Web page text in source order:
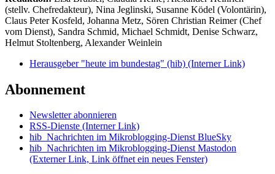
(stellv. Chefredakteur), Nina Jeglinski, Susanne Ködel (Volontärin),
Claus Peter Kosfeld, Johanna Metz, Sören Christian Reimer (Chef
vom Dienst), Sandra Schmid, Michael Schmidt, Denise Schwarz,
Helmut Stoltenberg, Alexander Weinlein
Herausgeber "heute im bundestag" (hib) (Interner Link)
Abonnement
Newsletter abonnieren
RSS-Dienste (Interner Link)
hib_Nachrichten im Mikroblogging-Dienst BlueSky
hib_Nachrichten im Mikroblogging-Dienst Mastodon
(Externer Link, Link öffnet ein neues Fenster)